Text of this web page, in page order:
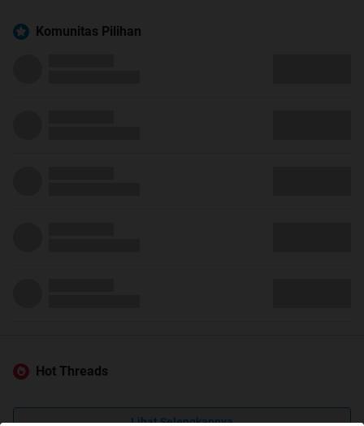
Komunitas Pilihan
Hot Threads
Lihat Selengkapnya